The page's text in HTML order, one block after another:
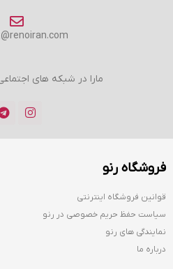
مارا در شبکه های
فروشگاه رنو
قوانین فروشگاه اینترنتی
سیاست حفظ حریم خصوصی در رنو
نمایندگی های رنو
درباره ما